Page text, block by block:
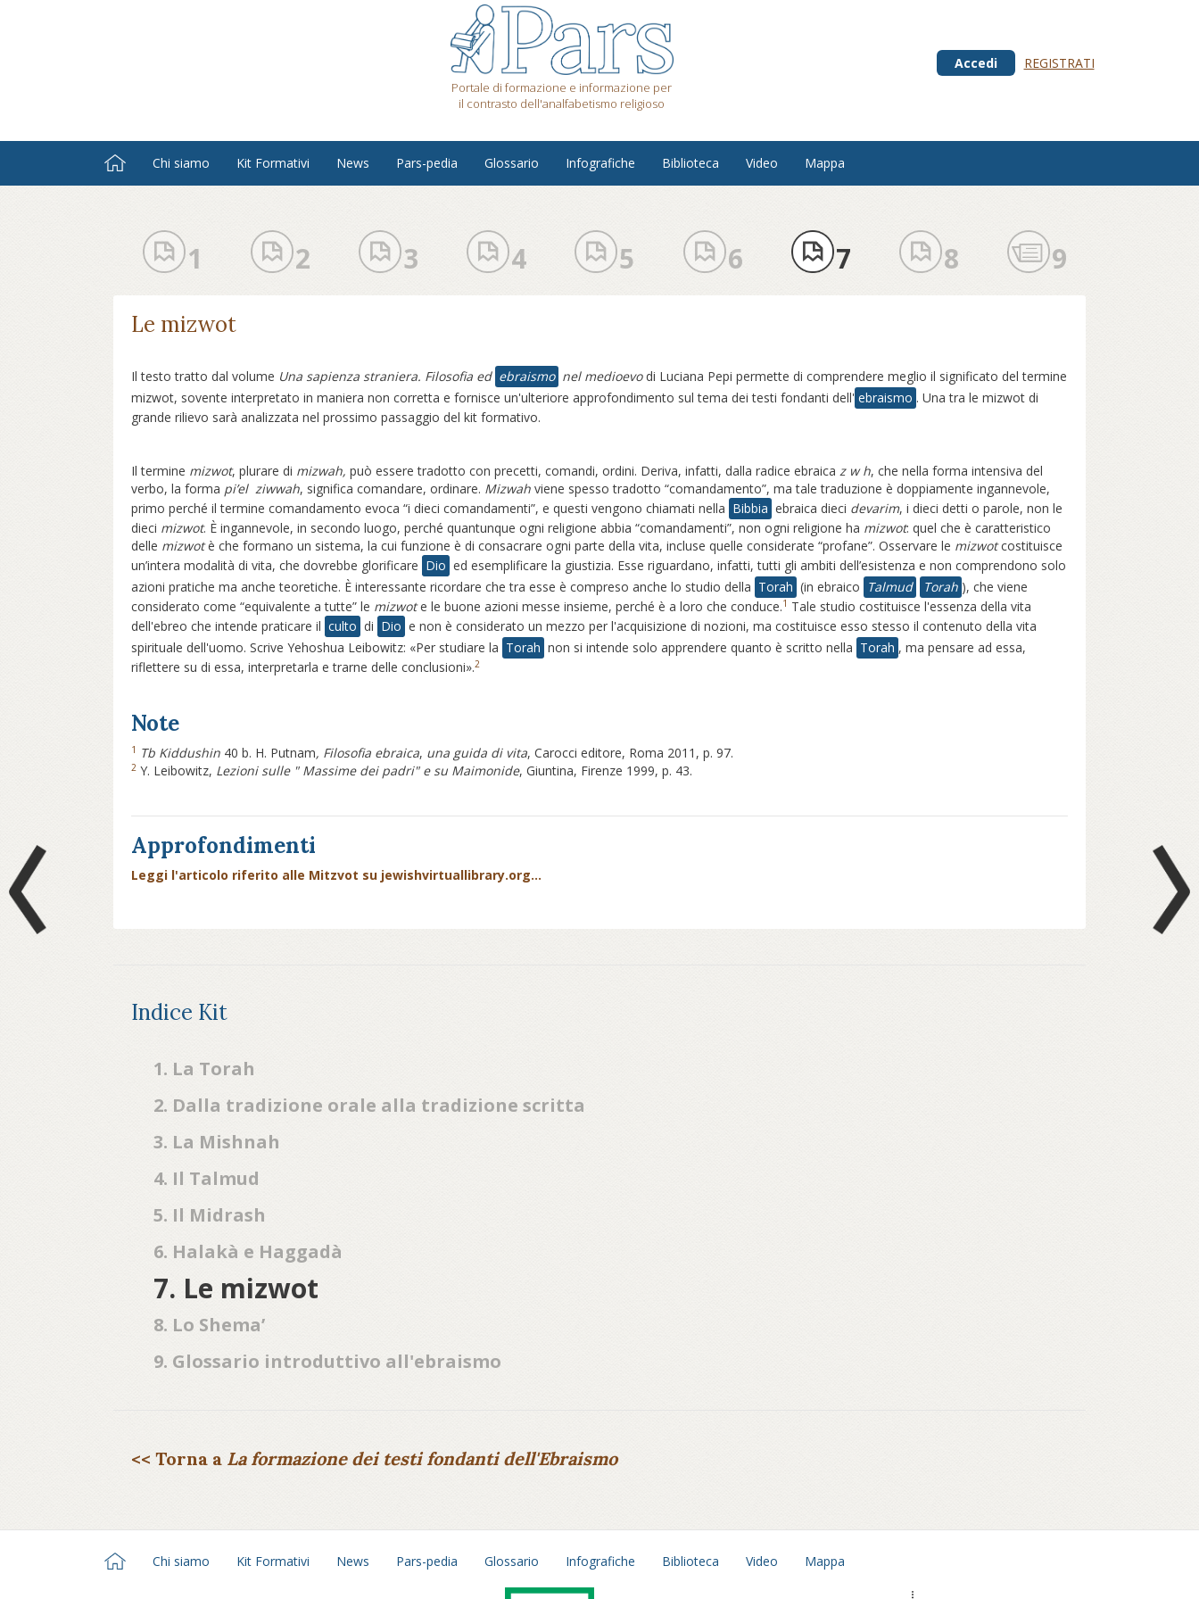
Portale di formazione e informazione per
il contrasto dell'analfabetismo religioso
Accedi REGISTRATI
Chi siamo Kit Formativi News Pars-pedia Glossario Infografiche Biblioteca Video Mappa
1 2 3 4 5 6 7 8 9
Le mizwot
Il testo tratto dal volume Una sapienza straniera. Filosofia ed ebraismo nel medioevo di Luciana Pepi permette di comprendere meglio il significato del termine
mizwot, sovente interpretato in maniera non corretta e fornisce un'ulteriore approfondimento sul tema dei testi fondanti dell' ebraismo . Una tra le mizwot di
grande rilievo sarà analizzata nel prossimo passaggio del kit formativo.
Il termine mizwot, plurare di mizwah, può essere tradotto con precetti, comandi, ordini. Deriva, infatti, dalla radice ebraica z w h, che nella forma intensiva del
verbo, la forma pi’el ziwwah, significa comandare, ordinare. Mizwah viene spesso tradotto “comandamento”, ma tale traduzione è doppiamente ingannevole,
primo perché il termine comandamento evoca “i dieci comandamenti”, e questi vengono chiamati nella Bibbia ebraica dieci devarim, i dieci detti o parole, non le
dieci mizwot. È ingannevole, in secondo luogo, perché quantunque ogni religione abbia “comandamenti”, non ogni religione ha mizwot: quel che è caratteristico
delle mizwotè che formano un sistema, la cui funzione è di consacrare ogni parte della vita, incluse quelle considerate “profane”. Osservare le mizwotcostituisce
un’intera modalità di vita, che dovrebbe glorificare Dio ed esemplificare la giustizia. Esse riguardano, infatti, tutti gli ambiti dell’esistenza e non comprendono solo
azioni pratiche ma anche teoretiche. È interessante ricordare che tra esse è compreso anche lo studio della Torah (in ebraico Talmud Torah ), che viene
considerato come “equivalente a tutte” le mizwote le buone azioni messe insieme, perché è a loro che conduce.1 Tale studio costituisce l'essenza della vita
dell'ebreo che intende praticare il culto di Dio e non è considerato un mezzo per l'acquisizione di nozioni, ma costituisce esso stesso il contenuto della vita
spirituale dell'uomo. Scrive Yehoshua Leibowitz: «Per studiare la Torah non si intende solo apprendere quanto è scritto nella Torah , ma pensare ad essa,
riflettere su di essa, interpretarla e trarne delle conclusioni».2
Note
1 Tb Kiddushin 40 b. H. Putnam, Filosofia ebraica, una guida di vita, Carocci editore, Roma 2011, p. 97.
2 Y. Leibowitz, Lezioni sulle " Massime dei padri" e su Maimonide, Giuntina, Firenze 1999, p. 43.
Approfondimenti
Leggi l'articolo riferito alle Mitzvot su jewishvirtuallibrary.org...
Indice Kit
1. La Torah
2. Dalla tradizione orale alla tradizione scritta
3. La Mishnah
4. Il Talmud
5. Il Midrash
6. Halakà e Haggadà
7. Le mizwot
8. Lo Shema’
9. Glossario introduttivo all'ebraismo
<< Torna a La formazione dei testi fondanti dell'Ebraismo
Chi siamo Kit Formativi News Pars-pedia Glossario Infografiche Biblioteca Video Mappa